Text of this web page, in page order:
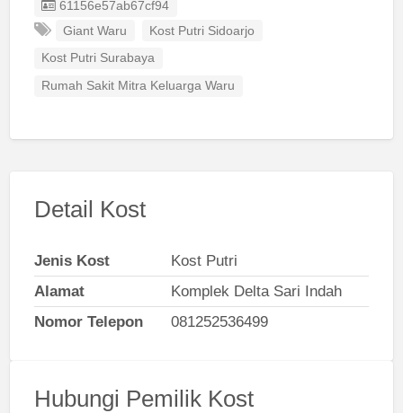
Listing ID
61156e57ab67cf94
Giant Waru
Kost Putri Sidoarjo
Kost Putri Surabaya
Rumah Sakit Mitra Keluarga Waru
Detail Kost
Jenis Kost
Kost Putri
Alamat
Komplek Delta Sari Indah
Nomor Telepon
081252536499
Hubungi Pemilik Kost